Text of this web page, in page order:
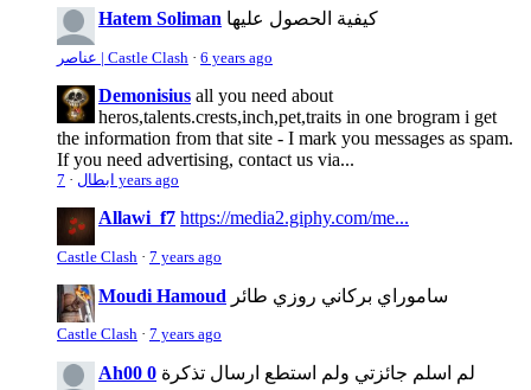
Hatem Soliman كيفية الحصول عليها
عناصر | Castle Clash · 6 years ago
Demonisius all you need about
heros,talents.crests,inch,pet,traits in one brogram i get
the information from that site - I mark you messages as spam.
If you need advertising, contact us via...
ابطال · 7 years ago
Allawi_f7 https://media2.giphy.com/me...
Castle Clash · 7 years ago
Moudi Hamoud ساموراي بركاني روزي طائر
Castle Clash · 7 years ago
Ah00 0 لم اسلم جائزتي ولم استطع ارسال تذكرة